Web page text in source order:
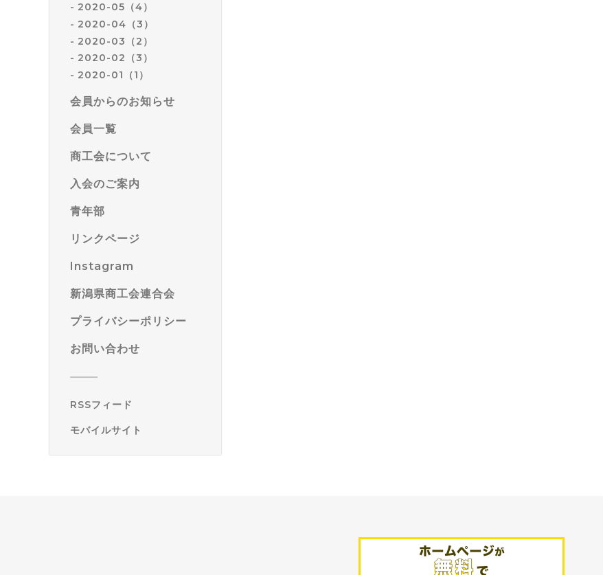
2020-05（4）
2020-04（3）
2020-03（2）
2020-02（3）
2020-01（1）
会員からのお知らせ
会員一覧
商工会について
入会のご案内
青年部
リンクページ
Instagram
新潟県商工会連合会
プライバシーポリシー
お問い合わせ
RSSフィード
モバイルサイト